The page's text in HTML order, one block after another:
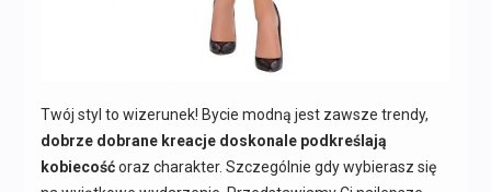
Twój styl to wizerunek! Bycie modną jest zawsze trendy,
dobrze dobrane kreacje doskonale podkreślają
kobiecośćoraz charakter. Szczególnie gdy wybierasz się